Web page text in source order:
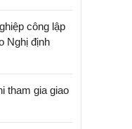
công lập
Nghị định
tham gia giao